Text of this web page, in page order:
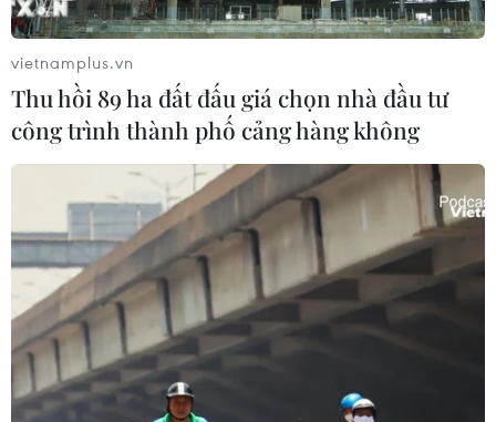
Tổng thống Nga Putin loại trừ khả năng
quân sự hóa nền kinh tế
21/12/2022 23:07
Tổng thống Nga Putin tuyên bố tiếp tục xem người
Ukraine là “dân tộc anh em” bất chấp chiến dịch quân
sự hiện nay và Moskva sẽ cải thiện các lực lượng vũ
trang mà không phải quân sự hóa nền kinh tế.
vietnamplus.vn
Thu hồi 89 ha đất đấu giá chọn nhà đầu tư
công trình thành phố cảng hàng không